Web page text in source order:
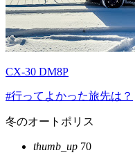
CX-30 DM8P
#行ってよかった旅先は？
冬のオートポリス
thumb_up 70